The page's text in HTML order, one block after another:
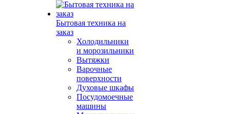
Бытовая техника на
заказ
Холодильники
и морозильники
Вытяжки
Варочные
поверхности
Духовые шкафы
Посудомоечные
машины